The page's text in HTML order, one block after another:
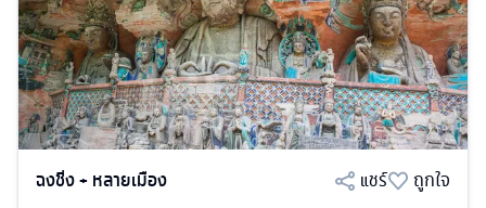
ฉงชิ่ง + หลายเมือง แชร์
ถูกใจ